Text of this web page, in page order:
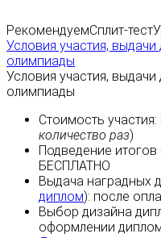
РекомендуемСплит-тест
Условия участия,
олимпиады
Условия участия,
олимпиады
Стоимость участия:
количество раз)
Подведение итогов
БЕСПЛАТНО
Выдача наградных
диплом): после
Выбор дизайна
оформлении